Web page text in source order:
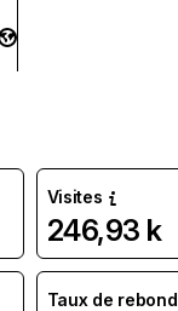
Visites
246,93 k
Taux de rebond